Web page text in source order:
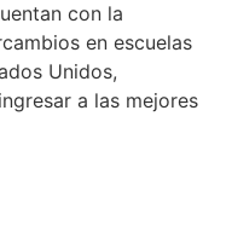
con la
en escuelas
Unidos,
a las mejores